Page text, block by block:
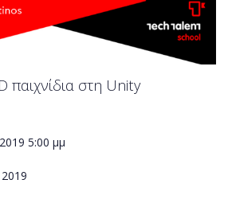
παιχνίδια στη Unity
5:00 μμ